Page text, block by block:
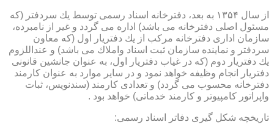
از سال ۱۳۵۴ به بعد، دفترخانه اسناد رسمی توسط یك سردفتر (كه
مسئول اصلی دفترخانه می باشد) اداره می گردد و غیر از نامبرده،
سازمان اداری دفترخانه مركب از یك دفتریار اول (كه معاون
سردفتر و نماینده سازمان ثبت اسناد واملاك می باشد) و عنداللزوم
یك دفتریار دوم (كه در غیاب دفتریار اول، به عنوان جانشین قانونی
دفتریار انجام وظیفه خواهد نمود و در سایر موارد به عنوان كارمند
دفترخانه محسوب می گردد) و تعدادی كارمند (سندنویس، ثبات
واپراتور كامپیوتر و كارمند خدماتی) خواهد بود .
تاریخچه شكل گیری دفاتر اسناد رسمی: